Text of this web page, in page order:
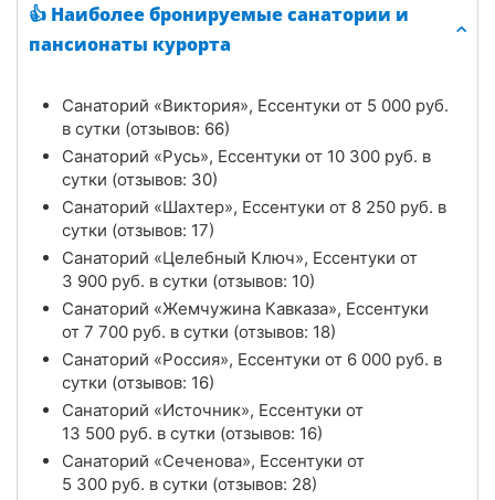
👍 Наиболее бронируемые санатории и
пансионаты курорта
Санаторий «Виктория», Ессентуки от 5 000 руб.
в сутки (отзывов: 66)
Санаторий «Русь», Ессентуки от 10 300 руб. в
сутки (отзывов: 30)
Санаторий «Шахтер», Ессентуки от 8 250 руб. в
сутки (отзывов: 17)
Санаторий «Целебный Ключ», Ессентуки от
3 900 руб. в сутки (отзывов: 10)
Санаторий «Жемчужина Кавказа», Ессентуки
от 7 700 руб. в сутки (отзывов: 18)
Санаторий «Россия», Ессентуки от 6 000 руб. в
сутки (отзывов: 16)
Санаторий «Источник», Ессентуки от
13 500 руб. в сутки (отзывов: 16)
Санаторий «Сеченова», Ессентуки от
5 300 руб. в сутки (отзывов: 28)